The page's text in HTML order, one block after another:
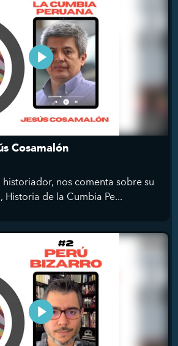
Cosamalón
nos comenta sobre su
Historia de la Cumbia Pe...